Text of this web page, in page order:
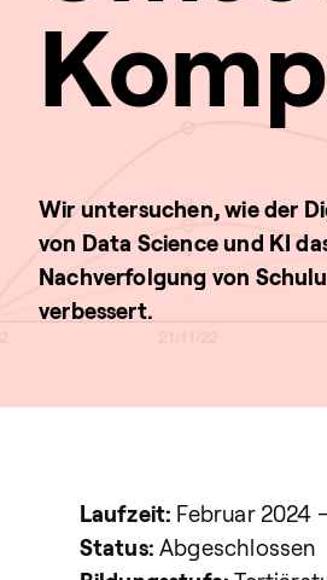
Wir untersuchen, wie der
von Data Science und KI
Nachverfolgung von
verbessert.
Laufzeit: Februar 2024
Status: Abgeschlossen